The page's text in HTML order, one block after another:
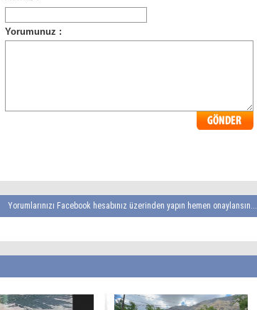
Yorumlarınızı Facebook hesabınız üzerinden yapın hemen onaylansın...